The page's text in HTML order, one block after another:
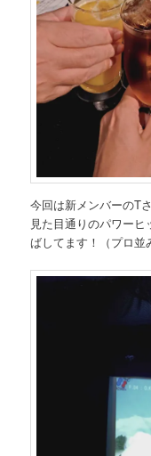
今回は新メンバーのT
見た目通りのパワー
ばしてます！（プロ並